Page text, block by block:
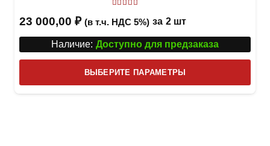
23 000,00 ₽ (в т.ч. НДС 5%) за 2 шт
Наличие: Доступно для предзаказа
ВЫБЕРИТЕ ПАРАМЕТРЫ
товар